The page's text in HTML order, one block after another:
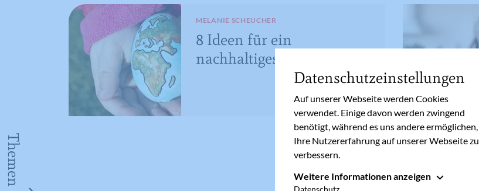
MELANIE SCHEUCHER
8 Ideen für ein
nachhaltiges Osterfest
1
Datenschutzeinstellungen
Auf unserer Webseite werden Cookies
verwendet. Einige davon werden zwingend
benötigt, während es uns andere ermöglichen,
Ihre Nutzererfahrung auf unserer Webseite zu
verbessern.
Essenziell
Weitere Informationen anzeigen
Datenschutz